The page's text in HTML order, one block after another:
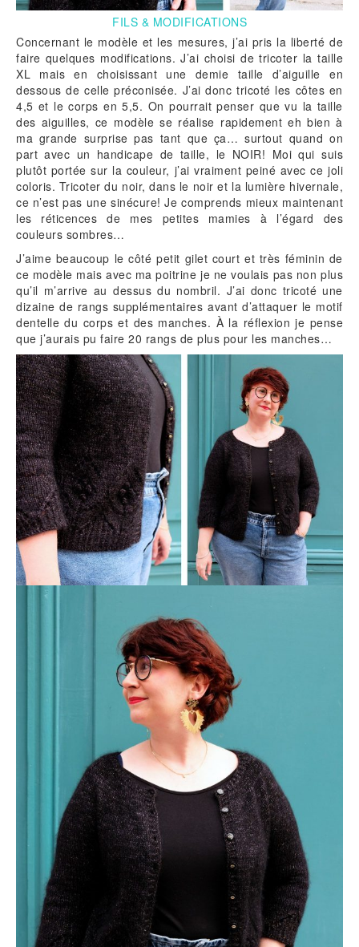
FILS & MODIFICATIONS
Concernant le modèle et les mesures, j’ai pris la liberté de
faire quelques modifications. J’ai choisi de tricoter la taille
XL mais en choisissant une demie taille d’aiguille en
dessous de celle préconisée. J’ai donc tricoté les côtes en
4,5 et le corps en 5,5. On pourrait penser que vu la taille
des aiguilles, ce modèle se réalise rapidement eh bien à
ma grande surprise pas tant que ça… surtout quand on
part avec un handicape de taille, le NOIR! Moi qui suis
plutôt portée sur la couleur, j’ai vraiment peiné avec ce joli
coloris. Tricoter du noir, dans le noir et la lumière hivernale,
ce n’est pas une sinécure! Je comprends mieux maintenant
les réticences de mes petites mamies à l’égard des
couleurs sombres…
J’aime beaucoup le côté petit gilet court et très féminin de
ce modèle mais avec ma poitrine je ne voulais pas non plus
qu’il m’arrive au dessus du nombril. J’ai donc tricoté une
dizaine de rangs supplémentaires avant d’attaquer le motif
dentelle du corps et des manches. À la réflexion je pense
que j’aurais pu faire 20 rangs de plus pour les manches…